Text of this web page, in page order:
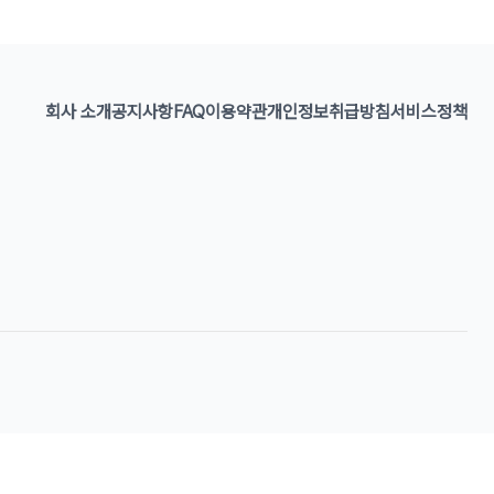
회사 소개공지사항FAQ이용약관개인정보취급방침서비스정책